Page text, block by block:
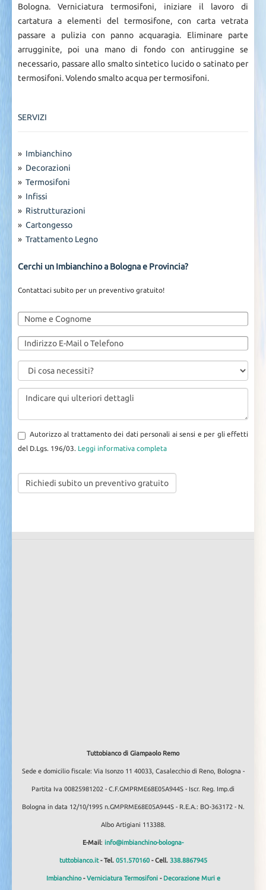
Bologna. Verniciatura termosifoni, iniziare il lavoro di
cartatura a elementi del termosifone, con carta vetrata
passare a pulizia con panno acquaragia. Eliminare parte
arrugginite, poi una mano di fondo con antiruggine se
necessario, passare allo smalto sintetico lucido o satinato per
termosifoni. Volendo smalto acqua per termosifoni.
SERVIZI
» Imbianchino
» Decorazioni
» Termosifoni
» Infissi
» Ristrutturazioni
» Cartongesso
» Trattamento Legno
Cerchi un Imbianchino a Bologna e Provincia?
Contattaci subito per un preventivo gratuito!
Autorizzo al trattamento dei dati personali ai sensi e per gli effetti
del D.Lgs. 196/03. Leggi informativa completa
Tuttobianco di Giampaolo Remo
Sede e domicilio fiscale: Via Isonzo 11 40033, Casalecchio di Reno, Bologna -
Partita Iva 00825981202 - C.F.GMPRME68E05A944S - Iscr. Reg. Imp.di
Bologna in data 12/10/1995 n.GMPRME68E05A944S - R.E.A.: BO-363172 - N.
Albo Artigiani 113388.
E-Mail: info@imbianchino-bologna-
tuttobianco.it- Tel. 051.570160- Cell. 338.8867945
Imbianchino-Verniciatura Termosifoni- Decorazione Muri e